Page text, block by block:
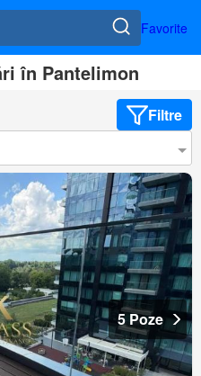
Favorite
în Pantelimon
Filtre
5 Poze